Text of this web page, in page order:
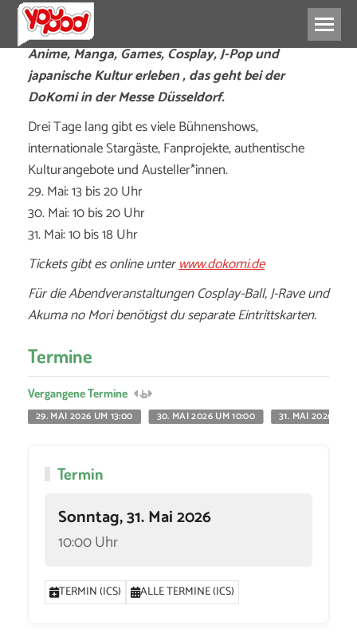
Anime, Manga, Games, Cosplay, J-Pop und
japanische Kultur erleben , das geht bei der
DoKomi in der Messe Düsseldorf.
Drei Tage lang gibt es viele Bühnenshows,
internationale Stargäste, Fanprojekte, authentische
Kulturangebote und Austeller*innen.
29. Mai: 13 bis 20 Uhr
30. Mai: 10 bis 20 Uhr
31. Mai: 10 bis 18 Uhr
Tickets gibt es online unterwww.dokomi.de
Für die Abendveranstaltungen Cosplay-Ball, J-Rave und
Akuma no Mori benötigst du separate Eintrittskarten.
Termine
Vergangene Termine
29. MAI 2026 UM 13:00
30. MAI 2026 UM 10:00 31. MAI 2026 UM
Termin
Sonntag, 31. Mai 2026
10:00 Uhr
TERMIN (ICS) ALLE TERMINE (ICS)